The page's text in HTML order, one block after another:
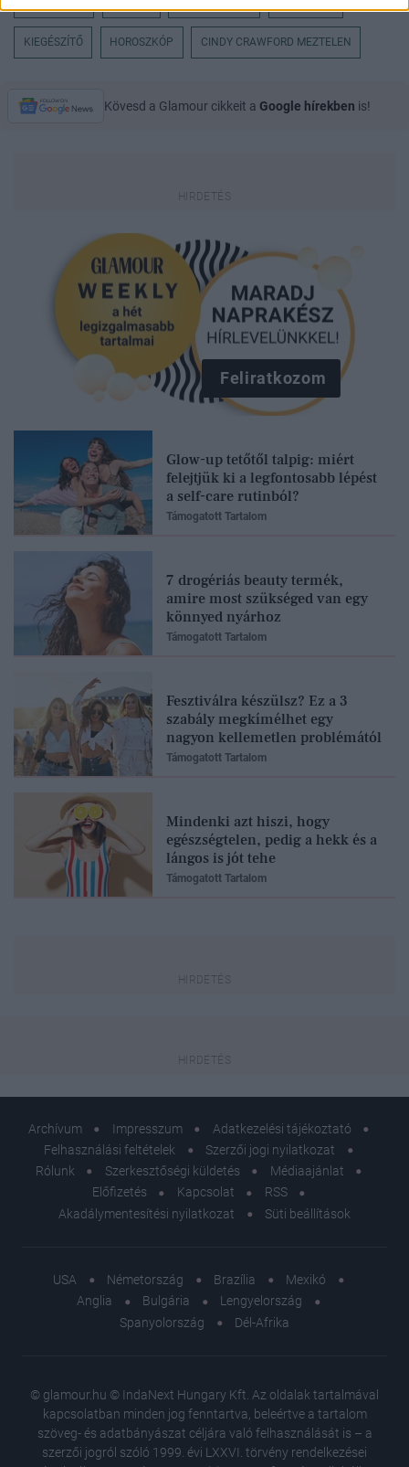
KIEGÉSZÍTŐ HOROSZKÓP CINDY CRAWFORD MEZTELEN
Kövesd a Glamour cikkeit a Google hírekben is!
Feliratkozom
Glow-up tetőtől talpig: miért
felejtjük ki a legfontosabb lépést
a self-care rutinból?
Támogatott Tartalom
7 drogériás beauty termék,
amire most szükséged van egy
könnyed nyárhoz
Támogatott Tartalom
Fesztiválra készülsz? Ez a 3
szabály megkímélhet egy
nagyon kellemetlen problémától
Támogatott Tartalom
Mindenki azt hiszi, hogy
egészségtelen, pedig a hekk és a
lángos is jót tehe
Támogatott Tartalom
Archívum Impresszum
Adatkezelési tájékoztató
Felhasználási feltételek
Szerzői jogi nyilatkozat
Rólunk
Szerkesztőségi küldetés
Médiaajánlat
Előfizetés
Kapcsolat
RSS
Akadálymentesítési nyilatkozat
Süti beállítások
USA Németország Brazília
Mexikó
Anglia
Bulgária
Lengyelország
Spanyolország
Dél-Afrika
© glamour.hu © IndaNext Hungary Kft. Az oldalak tartalmával
kapcsolatban minden jog fenntartva, beleértve a tartalom
szöveg- és adatbányászat céljára való felhasználását is – a
szerzői jogról szóló 1999. évi LXXVI. törvény rendelkezései